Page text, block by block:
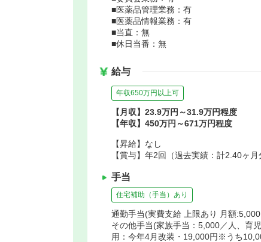
■医薬品管理業務：有
■医薬品情報業務：有
■当直：無
■休日当番：無
給与
年収650万円以上可
【月収】23.9万円～31.9万円程度
【年収】450万円～671万円程度
【昇給】なし
【賞与】年2回（過去実績：計2.40ヶ月
手当
住宅補助（手当）あり
通勤手当(実費支給 上限あり 月額
その他手当(家族手当：5,000／人、育
用：今年4月改装・19,000円※うち